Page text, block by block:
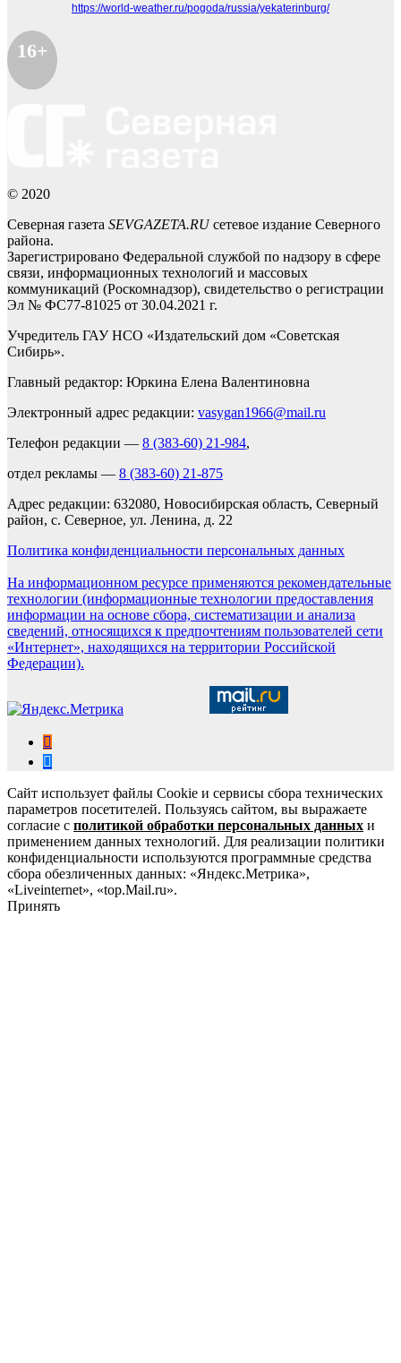
https://world-weather.ru/pogoda/russia/yekaterinburg/
16+
© 2020
Северная газета SEVGAZETA.RUсетевое издание Северного
района.
Зарегистрировано Федеральной службой по надзору в сфере
связи, информационных технологий и массовых
коммуникаций (Роскомнадзор), свидетельство о регистрации
Эл № ФС77-81025 от 30.04.2021 г.
Учредитель ГАУ НСО «Издательский дом «Советская
Сибирь».
Главный редактор: Юркина Елена Валентиновна
Электронный адрес редакции: vasygan1966@mail.ru
Телефон редакции — 8 (383-60) 21-984,
отдел рекламы — 8 (383-60) 21-875
Адрес редакции: 632080, Новосибирская область, Северный
район, с. Северное, ул. Ленина, д. 22
Политика конфиденциальности персональных данных
На информационном ресурсе применяются рекомендательные
технологии (информационные технологии предоставления
информации на основе сбора, систематизации и анализа
сведений, относящихся к предпочтениям пользователей сети
«Интернет», находящихся на территории Российской
Федерации).
Сайт использует файлы Cookie и сервисы сбора технических
параметров посетителей. Пользуясь сайтом, вы выражаете
согласие с политикой обработки персональных данных и
применением данных технологий. Для реализации политики
конфиденциальности используются программные средства
сбора обезличенных данных: «Яндекс.Метрика»,
«Liveinternet», «top.Mail.ru».
Принять